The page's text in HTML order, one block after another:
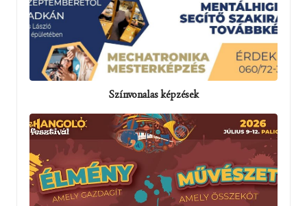
Színvonalas képzések